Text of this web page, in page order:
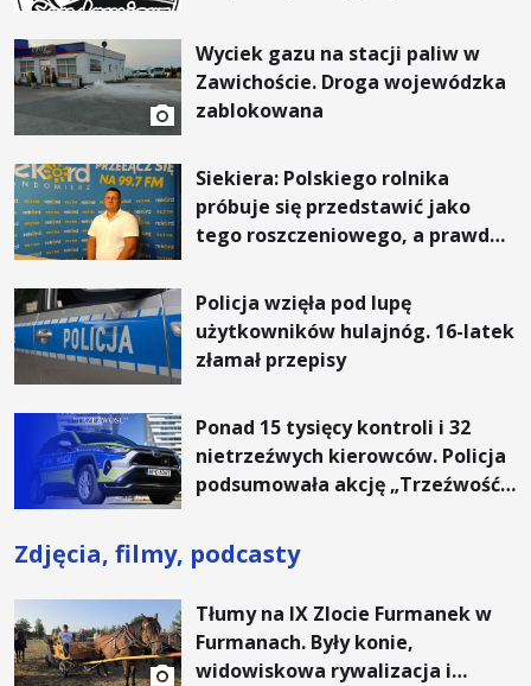
Pieszym „Tam Gdzie Pieprz
Rośnie”
Wyciek gazu na stacji paliw w
Zawichoście. Droga wojewódzka
zablokowana
Siekiera: Polskiego rolnika
próbuje się przedstawić jako
tego roszczeniowego, a prawda
Policja wzięła pod lupę
użytkowników hulajnóg. 16-latek
złamał przepisy
Ponad 15 tysięcy kontroli i 32
nietrzeźwych kierowców. Policja
podsumowała akcję „Trzeźwość”
Zdjęcia, filmy, podcasty
Tłumy na IX Zlocie Furmanek w
Furmanach. Były konie,
widowiskowa rywalizacja i